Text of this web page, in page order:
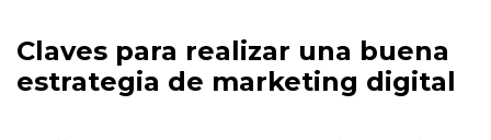
Claves para realizar una buena
estrategia de marketing digital